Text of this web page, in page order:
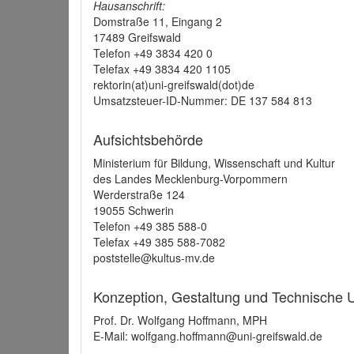
Hausanschrift:
Domstraße 11, Eingang 2
17489 Greifswald
Telefon +49 3834 420 0
Telefax +49 3834 420 1105
rektorin(at)uni-greifswald(dot)de
Umsatzsteuer-ID-Nummer: DE 137 584 813
Aufsichtsbehörde
Ministerium für Bildung, Wissenschaft und Kultur
des Landes Mecklenburg-Vorpommern
Werderstraße 124
19055 Schwerin
Telefon +49 385 588-0
Telefax +49 385 588-7082
poststelle@kultus-mv.de
Konzeption, Gestaltung und Technische
Prof. Dr. Wolfgang Hoffmann, MPH
E-Mail: wolfgang.hoffmann@uni-greifswald.de